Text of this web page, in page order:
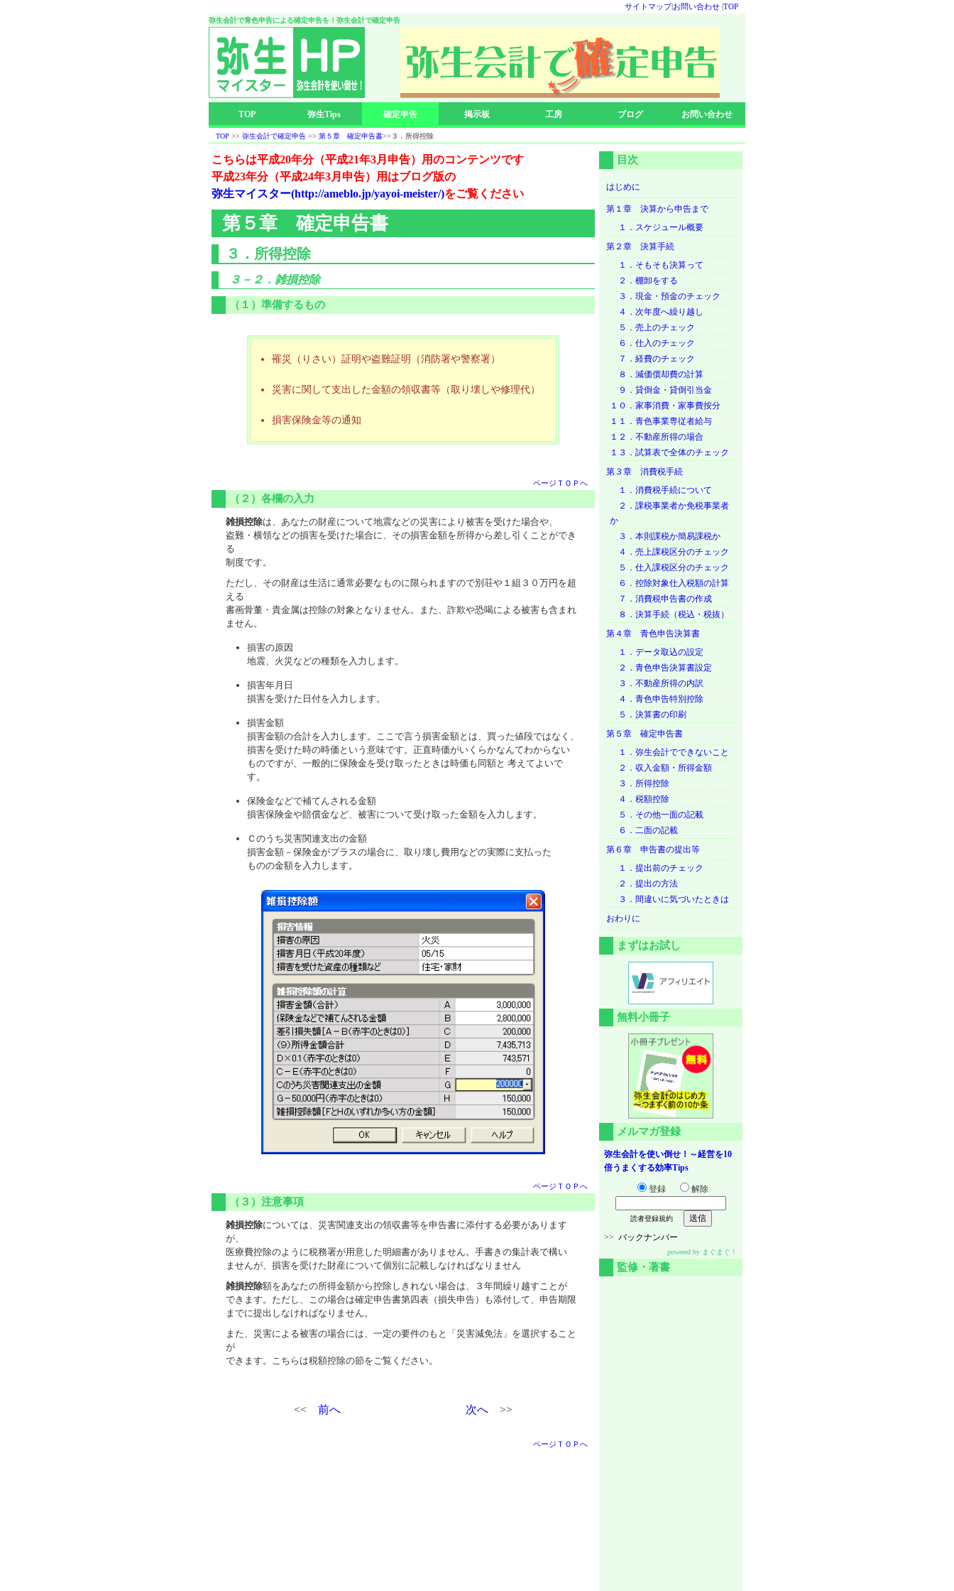
サイトマップ|お問い合わせ |TOP
弥生会計で青色申告による確定申告を！弥生会計で確定申告
TOP 弥生Tips 確定申告 掲示板 工房 ブログ お問い合わせ
TOP >> 弥生会計で確定申告 >> 第５章 確定申告書>>３．所得控除
こちらは平成20年分（平成21年3月申告）用のコンテンツです
平成23年分（平成24年3月申告）用はブログ版の
弥生マイスター(http://ameblo.jp/yayoi-meister/)をご覧ください
第５章 確定申告書
３．所得控除
３－２．雑損控除
（１）準備するもの
罹災（りさい）証明や盗難証明（消防署や警察署）
災害に関して支出した金額の領収書等（取り壊しや修理代）
損害保険金等の通知
ページＴＯＰへ
（２）各欄の入力
雑損控除は、あなたの財産について地震などの災害により被害を受けた場合や、
盗難・横領などの損害を受けた場合に、その損害金額を所得から差し引くことができ
る
制度です。
ただし、その財産は生活に通常必要なものに限られますので別荘や１組３０万円を超
える
書画骨董・貴金属は控除の対象となりません。また、詐欺や恐喝による被害も含まれ
ません。
損害の原因
地震、火災などの種類を入力します。
損害年月日
損害を受けた日付を入力します。
損害金額
損害金額の合計を入力します。ここで言う損害金額とは、買った値段ではなく、
損害を受けた時の時価という意味です。正直時価がいくらかなんてわからない
ものですが、一般的に保険金を受け取ったときは時価も同額と 考えてよいで
す。
保険金などで補てんされる金額
損害保険金や賠償金など、被害について受け取った金額を入力します。
Ｃのうち災害関連支出の金額
損害金額－保険金がプラスの場合に、取り壊し費用などの実際に支払った
ものの金額を入力します。
ページＴＯＰへ
（３）注意事項
雑損控除については、災害関連支出の領収書等を申告書に添付する必要があります
が、
医療費控除のように税務署が用意した明細書がありません。手書きの集計表で構い
ませんが、損害を受けた財産について個別に記載しなければなりません
雑損控除額をあなたの所得金額から控除しきれない場合は、３年間繰り越すことが
できます。ただし、この場合は確定申告書第四表（損失申告）も添付して、申告期限
までに提出しなければなりません。
また、災害による被害の場合には、一定の要件のもと「災害減免法」を選択すること
が
できます。こちらは税額控除の節をご覧ください。
<< 前へ 次へ >>
ページＴＯＰへ
目次
はじめに
第１章 決算から申告まで
１．スケジュール概要
第２章 決算手続
１．そもそも決算って
２．棚卸をする
３．現金・預金のチェック
４．次年度へ繰り越し
５．売上のチェック
６．仕入のチェック
７．経費のチェック
８．減価償却費の計算
９．貸倒金・貸倒引当金
１０．家事消費・家事費按分
１１．青色事業専従者給与
１２．不動産所得の場合
１３．試算表で全体のチェック
第３章 消費税手続
１．消費税手続について
２．課税事業者か免税事業者
か
３．本則課税か簡易課税か
４．売上課税区分のチェック
５．仕入課税区分のチェック
６．控除対象仕入税額の計算
７．消費税申告書の作成
８．決算手続（税込・税抜）
第４章 青色申告決算書
１．データ取込の設定
２．青色申告決算書設定
３．不動産所得の内訳
４．青色申告特別控除
５．決算書の印刷
第５章 確定申告書
１．弥生会計でできないこと
２．収入金額・所得金額
３．所得控除
４．税額控除
５．その他一面の記載
６．二面の記載
第６章 申告書の提出等
１．提出前のチェック
２．提出の方法
３．間違いに気づいたときは
おわりに
まずはお試し
無料小冊子
メルマガ登録
弥生会計を使い倒せ！～経営を10
倍うまくする効率Tips
登録 解除
読者登録規約
>> バックナンバー
powered by まぐまぐ！
監修・著書